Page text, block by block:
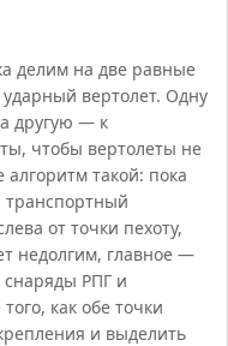
делим на две равные
вертолет. Одну
другую — к
чтобы вертолеты не
такой: пока
транспортный
от точки пехоту,
недолгим, главное —
снаряды РПГ и
как обе точки
и выделить